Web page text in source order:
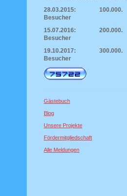
28.03.2015: 100.000.
Besucher
15.07.2016: 200.000.
Besucher
19.10.2017: 300.000.
Besucher
Gästebuch
Blog
Unsere Projekte
Fördermitgliedschaft
Alle Meldungen